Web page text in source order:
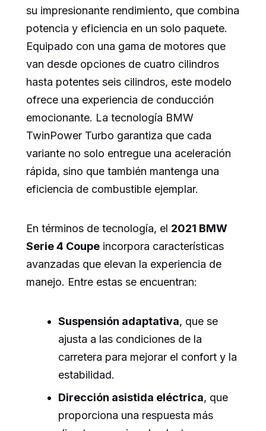
su impresionante rendimiento, que combina
potencia y eficiencia en un solo paquete.
Equipado con una gama de motores que
van desde opciones de cuatro cilindros
hasta potentes seis cilindros, este modelo
ofrece una experiencia de conducción
emocionante. La tecnología BMW
TwinPower Turbo garantiza que cada
variante no solo entregue una aceleración
rápida, sino que también mantenga una
eficiencia de combustible ejemplar.
En términos de tecnología, el 2021 BMW
Serie 4 Coupe incorpora características
avanzadas que elevan la experiencia de
manejo. Entre estas se encuentran:
Suspensión adaptativa, que se
ajusta a las condiciones de la
carretera para mejorar el confort y la
estabilidad.
Dirección asistida eléctrica, que
proporciona una respuesta más